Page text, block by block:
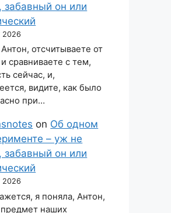
забавный он или
2026
отсчитываете от
сравниваете с тем,
сейчас, и,
видите, как было
при…
on Об одном
– уж не
забавный он или
2026
я поняла, Антон,
наших